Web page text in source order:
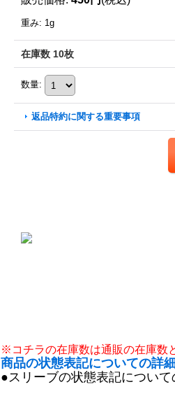
重み: 1g
在庫数 10枚
数量:
返品特約に関する重要事項
※コチラの在庫数は通販の在庫数
商品の状態表記についての詳
●スリーブの状態表記について